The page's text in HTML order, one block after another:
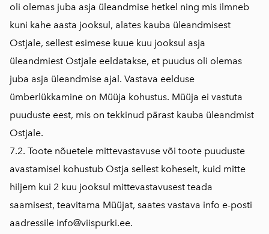
oli olemas juba asja üleandmise hetkel ning mis ilmneb
kuni kahe aasta jooksul, alates kauba üleandmisest
Ostjale, sellest esimese kuue kuu jooksul asja
üleandmiest Ostjale eeldatakse, et puudus oli olemas
juba asja üleandmise ajal. Vastava eelduse
ümberlükkamine on Müüja kohustus. Müüja ei vastuta
puuduste eest, mis on tekkinud pärast kauba üleandmist
Ostjale.
7.2. Toote nõuetele mittevastavuse või toote puuduste
avastamisel kohustub Ostja sellest koheselt, kuid mitte
hiljem kui 2 kuu jooksul mittevastavusest teada
saamisest, teavitama Müüjat, saates vastava info e-posti
aadressile info@viispurki.ee.